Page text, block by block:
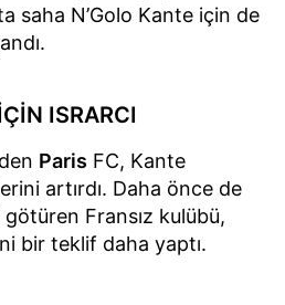
saha N’Golo Kante için de
ISRARCI
Paris FC, Kante
artırdı. Daha önce de
Fransız kulübü,
bir teklif daha yaptı.